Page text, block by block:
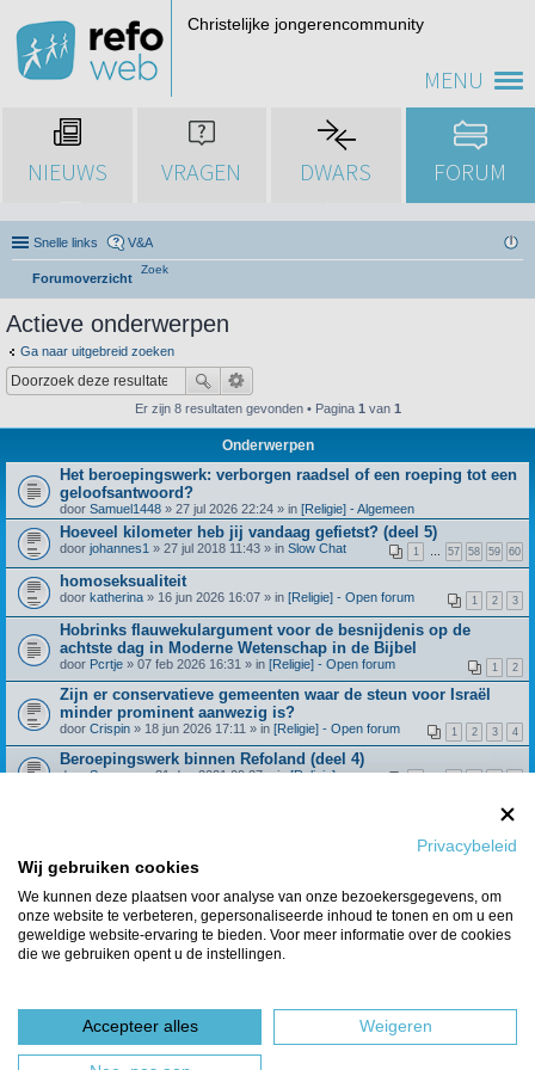
MENU
Christelijke jongerencommunity
NIEUWS VRAGEN DWARS FORUM
Snelle links V&A
Forumoverzicht
Zoek
Actieve onderwerpen
Ga naar uitgebreid zoeken
Er zijn 8 resultaten gevonden • Pagina 1 van 1
Onderwerpen
Het beroepingswerk: verborgen raadsel of een roeping tot een
geloofsantwoord?
door Samuel1448 » 27 jul 2026 22:24 » in [Religie] - Algemeen
Hoeveel kilometer heb jij vandaag gefietst? (deel 5)
1 57 58 59 60
door johannes1 » 27 jul 2018 11:43 » in Slow Chat
homoseksualiteit
1 2 3
door katherina » 16 jun 2026 16:07 » in [Religie] - Open forum
Hobrinks flauwekulargument voor de besnijdenis op de
achtste dag in Moderne Wetenschap in de Bijbel
1 2
door Pcrtje » 07 feb 2026 16:31 » in [Religie] - Open forum
Zijn er conservatieve gemeenten waar de steun voor Israël
minder prominent aanwezig is?
1 2 3 4
door Crispin » 18 jun 2026 17:11 » in [Religie] - Open forum
Beroepingswerk binnen Refoland (deel 4)
doorSpreeuw» 31 dec 2021 09:27 » in[Religie] -
Klimmers/hikers gezocht!
Berichten van vorige weergeven
Ga naar
Forumoverzicht
Privacybeleid
Wij gebruiken cookies
We kunnen deze plaatsen voor analyse van onze bezoekersgegevens, om
onze website te verbeteren, gepersonaliseerde inhoud te tonen en om u een
geweldige website-ervaring te bieden. Voor meer informatie over de cookies
die we gebruiken opent u de instellingen.
Accepteer alles Weigeren